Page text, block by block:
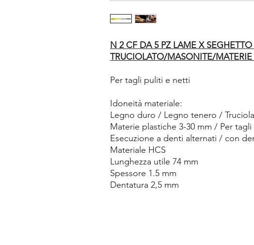
N 2 CF DA 5 PZ LAME X
TRUCIOLATO/MASONITE/MATERIE
Per tagli puliti e netti
Idoneità materiale:
Legno duro / Legno tenero /
Materie plastiche 3-30 mm / Per
Esecuzione a denti alternati / con
Materiale HCS
Lunghezza utile 74 mm
Spessore 1.5 mm
Dentatura 2,5 mm